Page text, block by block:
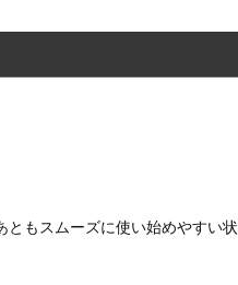
もスムーズに使い始めやすい